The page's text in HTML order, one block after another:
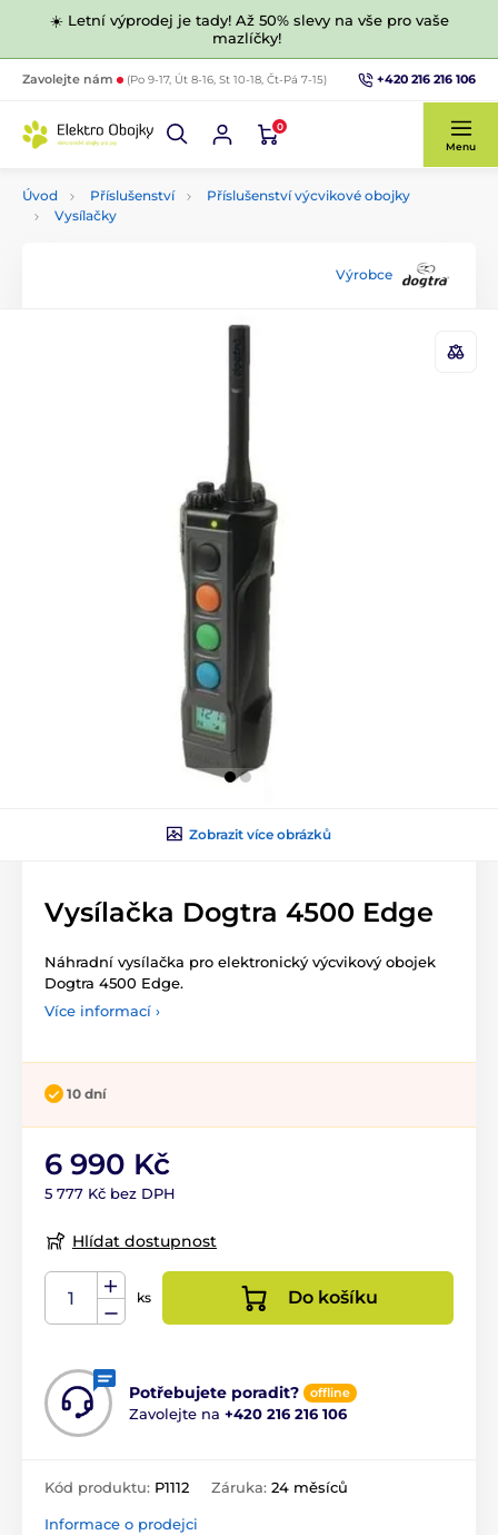
☀️ Letní výprodej je tady! Až 50% slevy na vše pro vaše
mazlíčky!
Zavolejte nám (Po 9-17, Út 8-16, St 10-18, Čt-Pá 7-15) +420 216 216 106
0
Menu
Úvod Příslušenství
Příslušenství výcvikové obojky
Vysílačky
Výrobce
Zobrazit více obrázků
Vysílačka Dogtra 4500 Edge
Náhradní vysílačka pro elektronický výcvikový obojek
Dogtra 4500 Edge.
Více informací ›
10 dní
6 990 Kč
5 777 Kč bez DPH
Hlídat dostupnost
ks Do košíku
Potřebujete poradit? offline
Zavolejte na +420 216 216 106
Kód produktu: P1112 Záruka: 24 měsíců
Informace o prodejci